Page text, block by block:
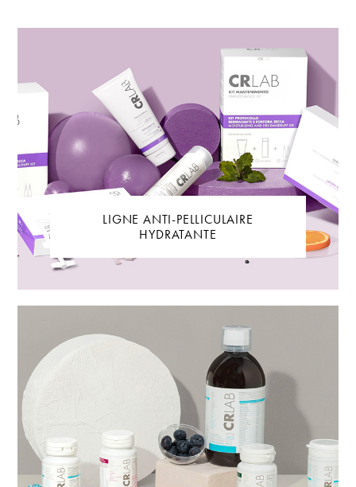
LIGNE ANTI-PELLICULAIRE
HYDRATANTE